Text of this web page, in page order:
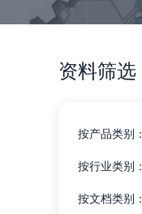
资料筛选
按产品类别：
按行业类别：
按文档类别：